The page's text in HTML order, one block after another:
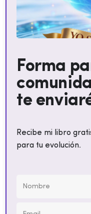
Forma
te
Recibe mi libro
para tu evolución.